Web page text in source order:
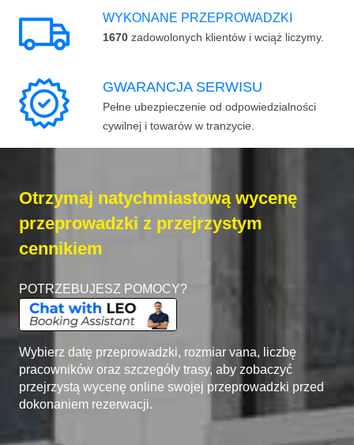
WYKONANE PRZEPROWADZKI
1670 zadowolonych klientów i wciąż liczymy.
GWARANCJA SERWISU
Pełne ubezpieczenie od odpowiedzialności
cywilnej i towarów w tranzycie.
Otrzymaj natychmiastową wycenę
przeprowadzki z przejrzystym
cennikiem
POTRZEBUJESZ POMOCY?
Wybierz datę przeprowadzki, rozmiar vana, liczbę
pracowników oraz szczegóły trasy, aby zobaczyć
przejrzystą wycenę online swojej przeprowadzki przed
dokonaniem rezerwacji.